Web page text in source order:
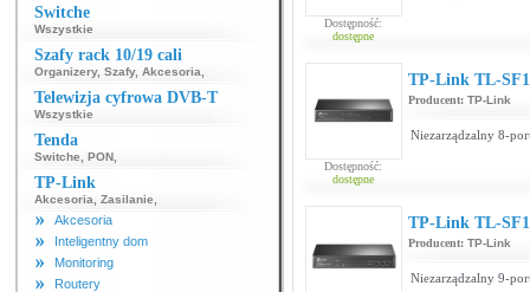
Switche
Wszystkie
Szafy rack 10/19 cali
Organizery, Szafy, Akcesoria
Telewizja cyfrowa DVB-T
Wszystkie
Tenda
Switche PON
TP-Link
Akcesoria Zasilanie
Akcesoria
Inteligentny dom
Monitoring
Routery
Dostępność:
dostępne
Dostępność:
dostępne
TP-Link TL-
Producent: TP-Link
Niezarządzalny 8-
TP-Link TL-
Producent: TP-Link
Niezarządzalny 9-